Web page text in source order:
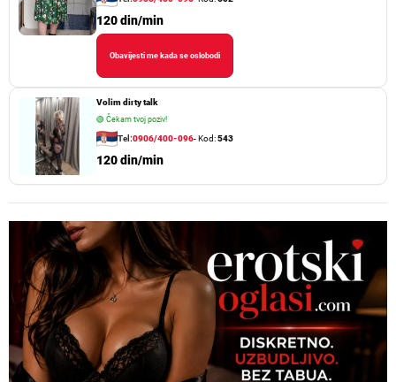
120 din/min
Obavijesti me kada se oslobodi
Volim dirty talk
🟢 Čekam tvoj poziv!
Tel:0906/400-096- Kod:543
120 din/min